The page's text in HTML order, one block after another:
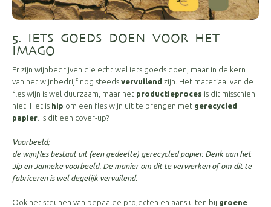
5. IETS GOEDS DOEN VOOR HET
IMAGO
Er zijn wijnbedrijven die echt wel iets goeds doen, maar in de kern
van het wijnbedrijf nog steeds vervuilend zijn. Het materiaal van de
fles wijn is wel duurzaam, maar het productieproces is dit misschien
niet. Het is hip om een fles wijn uit te brengen met gerecycled
papier . Is dit een cover-up?
Voorbeeld;
de wijnfles bestaat uit (een gedeelte) gerecycled papier. Denk aan het
Jip en Janneke voorbeeld. De manier om dit te verwerken of om dit te
fabriceren is wel degelijk vervuilend.
Ook het steunen van bepaalde projecten en aansluiten bij groene